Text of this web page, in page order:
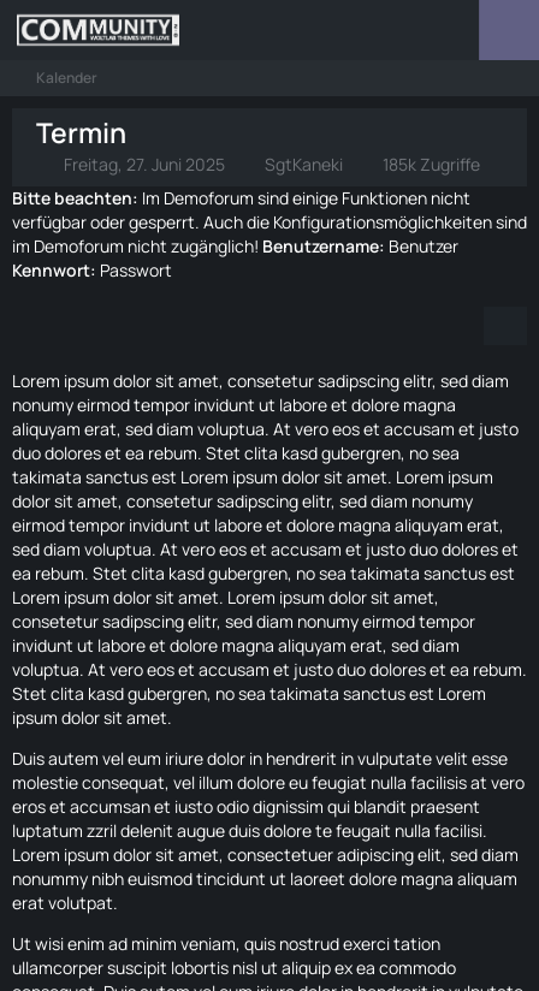
Kalender
Termin
Freitag, 27. Juni 2025 SgtKaneki
185k Zugriffe
Bitte beachten: Im Demoforum sind einige Funktionen nicht
verfügbar oder gesperrt. Auch die Konfigurationsmöglichkeiten sind
im Demoforum nicht zugänglich! Benutzername: Benutzer
Kennwort: Passwort
Lorem ipsum dolor sit amet, consetetur sadipscing elitr, sed diam
nonumy eirmod tempor invidunt ut labore et dolore magna
aliquyam erat, sed diam voluptua. At vero eos et accusam et justo
duo dolores et ea rebum. Stet clita kasd gubergren, no sea
takimata sanctus est Lorem ipsum dolor sit amet. Lorem ipsum
dolor sit amet, consetetur sadipscing elitr, sed diam nonumy
eirmod tempor invidunt ut labore et dolore magna aliquyam erat,
sed diam voluptua. At vero eos et accusam et justo duo dolores et
ea rebum. Stet clita kasd gubergren, no sea takimata sanctus est
Lorem ipsum dolor sit amet. Lorem ipsum dolor sit amet,
consetetur sadipscing elitr, sed diam nonumy eirmod tempor
invidunt ut labore et dolore magna aliquyam erat, sed diam
voluptua. At vero eos et accusam et justo duo dolores et ea rebum.
Stet clita kasd gubergren, no sea takimata sanctus est Lorem
ipsum dolor sit amet.
Duis autem vel eum iriure dolor in hendrerit in vulputate velit esse
molestie consequat, vel illum dolore eu feugiat nulla facilisis at vero
eros et accumsan et iusto odio dignissim qui blandit praesent
luptatum zzril delenit augue duis dolore te feugait nulla facilisi.
Lorem ipsum dolor sit amet, consectetuer adipiscing elit, sed diam
nonummy nibh euismod tincidunt ut laoreet dolore magna aliquam
erat volutpat.
Ut wisi enim ad minim veniam, quis nostrud exerci tation
ullamcorper suscipit lobortis nisl ut aliquip ex ea commodo